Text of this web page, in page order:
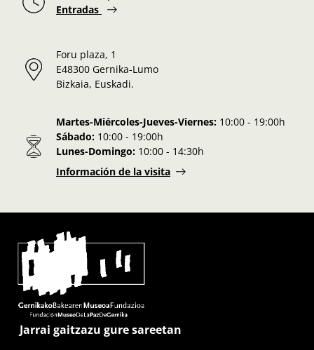
Entradas
Foru plaza, 1
E48300 Gernika-Lumo
Bizkaia, Euskadi.
Martes-Miércoles-Jueves-Viernes: 10:00 - 19:00h
Sábado: 10:00 - 19:00h
Lunes-Domingo: 10:00 - 14:30h
Información de la visita
Jarrai gaitzazu gure sareetan